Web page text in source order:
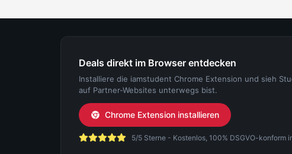
Deals direkt im Browser entdecken
Installiere die iamstudent Chrome Extension und sieh
auf Partner-Websites unterwegs bist.
Chrome Extension installieren
5/5 Sterne - Kostenlos, 100% DSGVO-konform